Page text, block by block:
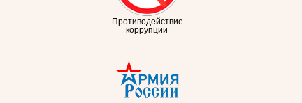
Противодействие
коррупции